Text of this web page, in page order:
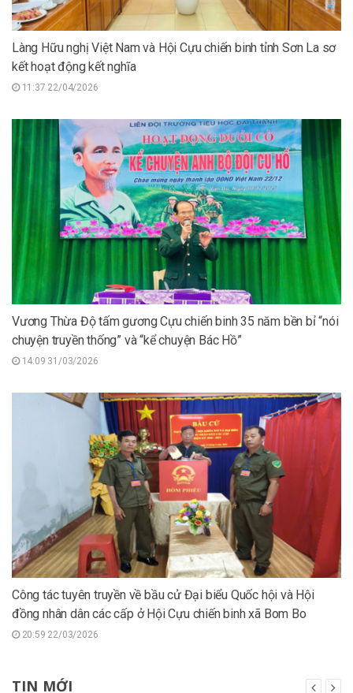
Làng Hữu nghị Việt Nam và Hội Cựu chiến binh tỉnh Sơn La sơ
kết hoạt động kết nghĩa
11:37 22/04/2026
Vương Thừa Độ tấm gương Cựu chiến binh 35 năm bền bỉ “nói
chuyện truyền thống” và “kể chuyện Bác Hồ”
14:09 31/03/2026
Công tác tuyên truyền về bầu cử Đại biểu Quốc hội và Hội
đồng nhân dân các cấp ở Hội Cựu chiến binh xã Bom Bo
20:59 22/03/2026
TIN MỚI